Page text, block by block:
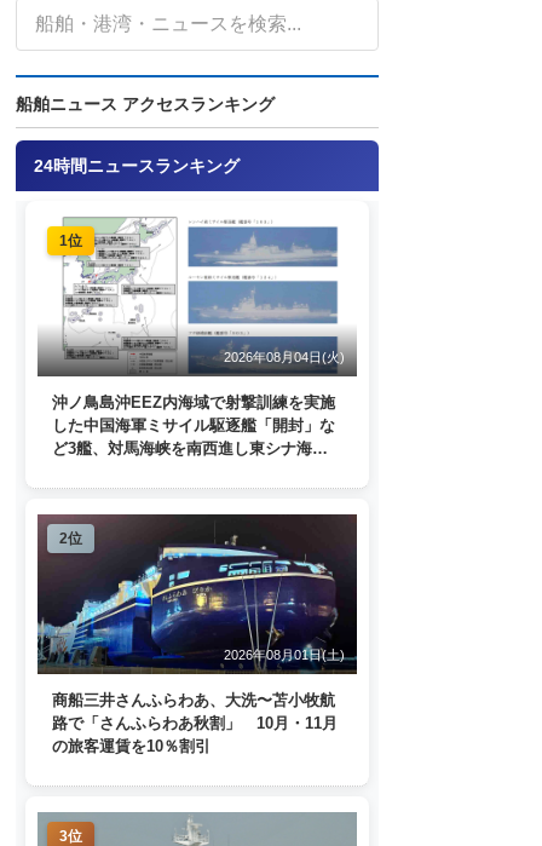
船舶ニュース アクセスランキング
24時間ニュースランキング
1位
2026年08月04日(火)
沖ノ鳥島沖EEZ内海域で射撃訓練を実施
した中国海軍ミサイル駆逐艦「開封」な
ど3艦、対馬海峡を南西進し東シナ海
2位
2026年08月01日(土)
商船三井さんふらわあ、大洗〜苫小牧航
路で「さんふらわあ秋割」 10月・11月
の旅客運賃を10％割引
3位